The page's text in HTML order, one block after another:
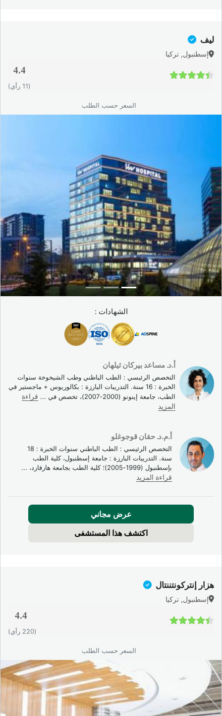
ليف
إسطنبول, تركيا
4.4
(11 رأي)
السعر حسب الطلب
الشهادات :
أ.د. مساعد بيركان ئيلهان
التخصص الرئيسي : الطب الباطني وطب الشيخوخة سنوات
الخبرة : 16 سنة. التدريبات البارزة : بكالوريوس + ماجستير في
الطب، جامعة إينونو (2000-2007)، تخصص في
... قراءة
المزيد
أ.م.د. حقان قوجوغلو
التخصص الرئيسي : الطب الباطني سنوات الخبرة : 18
سنة. التدريبات البارزة : جامعة إسطنبول، كلية الطب
بإسطنبول (1999-2005)؛ كلية الطب بجامعة هارفارد،
...
قراءة المزيد
عرض مجاني
اكتشف هذا المستشفى
هزار إنتركونتننتال
إسطنبول, تركيا
4.4
(220 رأي)
السعر حسب الطلب